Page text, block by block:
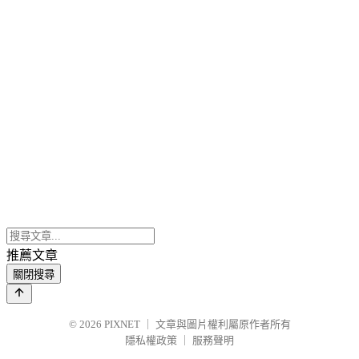
推薦文章
關閉搜尋
© 2026 PIXNET
文章與圖片權利屬原作者所有
隱私權政策
服務聲明